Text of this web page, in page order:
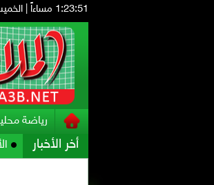
1:23:53 مساءاً الخميس 06
رياضة
أخر الأخبار
الأمير علي: صرف